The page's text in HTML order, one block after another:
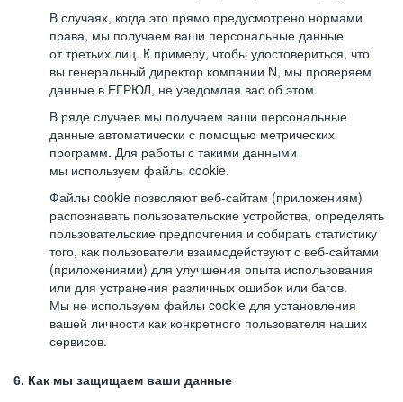
В случаях, когда это прямо предусмотрено нормами
права, мы получаем ваши персональные данные
от третьих лиц. К примеру, чтобы удостовериться, что
вы генеральный директор компании N, мы проверяем
данные в ЕГРЮЛ, не уведомляя вас об этом.
В ряде случаев мы получаем ваши персональные
данные автоматически с помощью метрических
программ. Для работы с такими данными
мы используем файлы cookie.
Файлы cookie позволяют веб-сайтам (приложениям)
распознавать пользовательские устройства, определять
пользовательские предпочтения и собирать статистику
того, как пользователи взаимодействуют с веб-сайтами
(приложениями) для улучшения опыта использования
или для устранения различных ошибок или багов.
Мы не используем файлы cookie для установления
вашей личности как конкретного пользователя наших
сервисов.
6. Как мы защищаем ваши данные